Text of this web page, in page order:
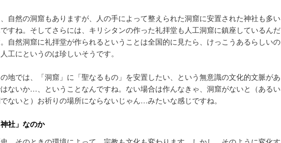
自然の洞窟もありますが、人の手によって整えられた洞窟に安置された神社も多い
すね。そしてさらには、キリシタンの作った礼拝堂も人工洞窟に鎮座しているんだ
自然洞窟に礼拝堂が作られるということは全国的に見たら、けっこうあるらしいの
工にというのは珍しいそうです。
地では、「洞窟」に「聖なるもの」を安置したい、という無意識の文化的文脈があ
ないか…、ということなんですね。ない場合は作んなきゃ、洞窟がないと（あるい
ないと）お祈りの場所にならないじゃん…みたいな感じですね。
社」なのか